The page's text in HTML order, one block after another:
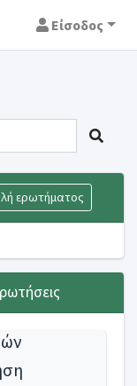
Είσοδος
ερωτήματος